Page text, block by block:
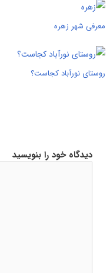
معرفی شهر زهره
روستای نورآباد کجاست؟
دیدگاه خود را بنویسید